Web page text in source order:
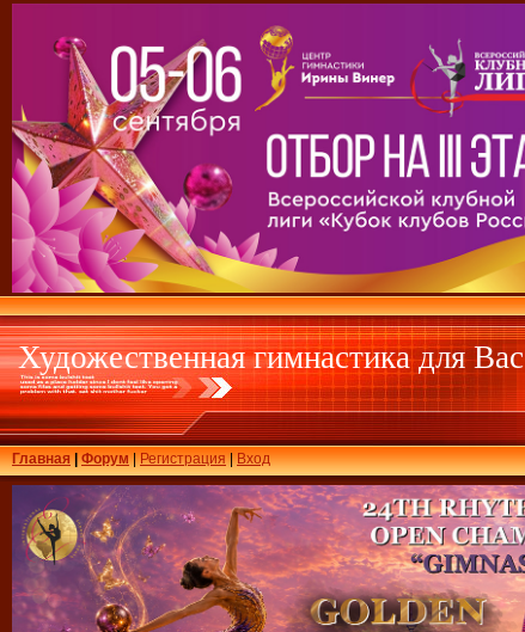
Художественная гимнастика для Вас
Главная|Форум |Регистрация|Вход